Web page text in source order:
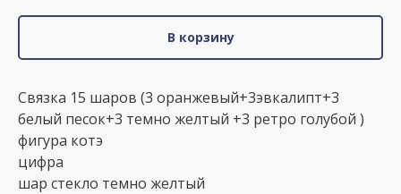
В корзину
Связка 15 шаров (3 оранжевый+3эвкалипт+3
белый песок+3 темно желтый +3 ретро голубой )
фигура котэ
цифра
шар стекло темно желтый